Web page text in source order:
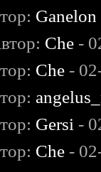
Ganelon
Che -
Che -
Gersi -
Che -